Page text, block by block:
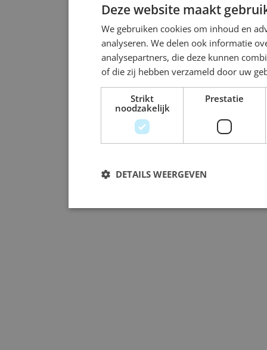
Deze website maakt
We gebruiken cookies om inhoud en
analyseren. We delen ook informatie
analysepartners, die deze kunnen
of die zij hebben verzameld door uw
Strikt
noodzakelijk
Prestatie
DETAILS WEERGEVEN